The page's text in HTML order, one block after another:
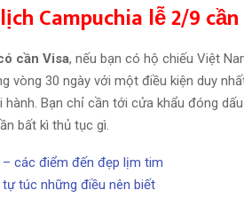
Campuchia lễ 2/9
cần Visa, nếu bạn có hộ chiếu Việt
vòng 30 ngày với một điều kiện duy
hành. Bạn chỉ cần tới cửa khẩu đóng
bất kì thủ tục gì.
– các điểm đến đẹp lịm tim
túc những điều nên biết